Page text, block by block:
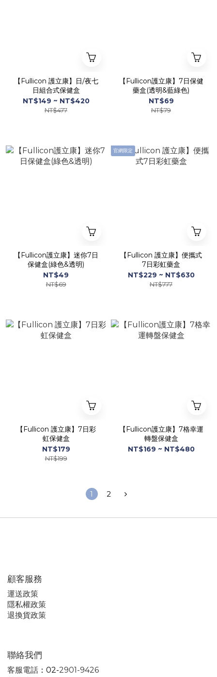
【Fullicon 護立康】日/夜七
日組合式保健盒
NT$149 ~ NT$420
NT$477
【Fullicon護立康】7日保健
藥盒(透明&藍綠色)
NT$69
NT$79
【Fullicon護立康】迷你7日
保健盒(綠色&透明)
NT$49
NT$69
官網限定
【Fullicon 護立康】便攜式
7日彩虹藥盒
NT$229 ~ NT$630
NT$777
【Fullicon 護立康】7日彩
虹保健盒
NT$179
NT$199
【Fullicon護立康】7格幸運
轉盤保健盒
NT$169 ~ NT$480
1 2
顧客服務
運送政策
隱私權政策
退換貨政策
聯絡我們
客服電話 ：02-2901-9426